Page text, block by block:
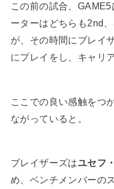
この前の試合、
ーターはどちらも2nd
が、その時間にブレイ
にプレイをし、キャリ
ここでの良い感触をつ
ながっていると。
ブレイザーズはユセフ
め、ベンチメンバーの